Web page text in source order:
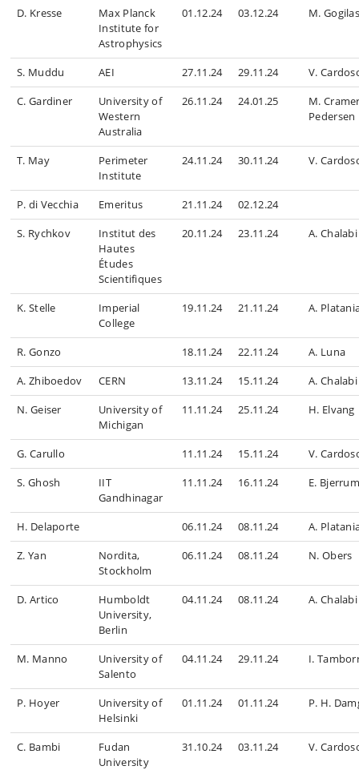
D. Kresse
Max Planck
Institute for
Astrophysics
01.12.24 03.12.24 M.
S. Muddu AEI 27.11.24 29.11.24
V.
C. Gardiner
University of
Western
Australia
26.11.24 24.01.25
M.
Pedersen
T. May
Perimeter
Institute
24.11.24 30.11.24 V.
P. di Vecchia Emeritus 21.11.24
02.12.24
S. Rychkov
Institut des
Hautes
Études
Scientifiques
20.11.24 23.11.24 A. Chalabi
K. Stelle
Imperial
College
19.11.24 21.11.24 A.
R. Gonzo 18.11.24 22.11.24
A. Luna
A. Zhiboedov
CERN 13.11.24 15.11.24
A. Chalabi
N. Geiser
University of
Michigan
11.11.24 25.11.24 H. Elvang
G. Carullo 11.11.24 15.11.24
V.
S. Ghosh
IIT
Gandhinagar
11.11.24 16.11.24 E.
H. Delaporte 06.11.24 08.11.24
A.
Z. Yan
Nordita,
Stockholm
06.11.24 08.11.24 N. Obers
D. Artico
Humboldt
University,
Berlin
04.11.24 08.11.24 A. Chalabi
M. Manno
University of
Salento
04.11.24 29.11.24 I.
P. Hoyer
University of
Helsinki
01.11.24 01.11.24 P. H.
C. Bambi
Fudan
University
31.10.24 03.11.24 V.